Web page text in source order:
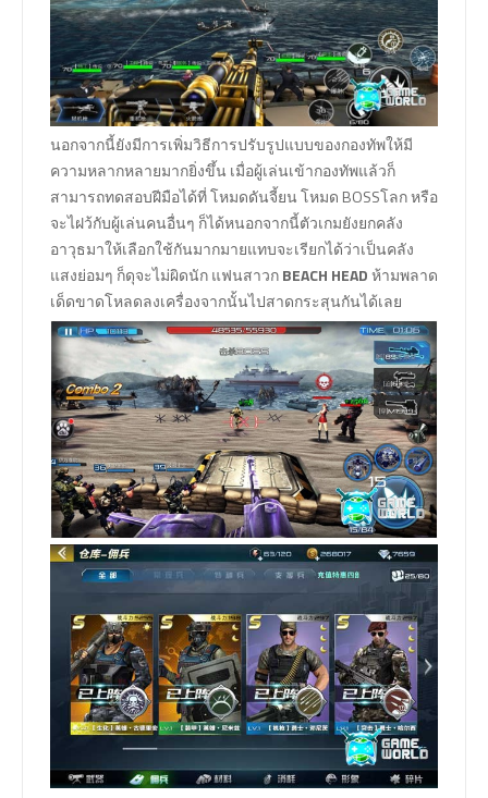
นอกจากนี้ยังมีการเพิ่มวิธีการปรับรูปแบบของกองทัพให้มี
ความหลากหลายมากยิ่งขึ้น เมื่อผู้เล่นเข้ากองทัพแล้วก็
สามารถทดสอบฝีมือได้ที่ โหมดดันจี้ยน โหมด BOSSโลก หรือ
จะไฝว้กับผู้เล่นคนอื่นๆ ก็ได้หนอกจากนี้ตัวเกมยังยกคลัง
อาวุธมาให้เลือกใช้กันมากมายแทบจะเรียกได้ว่าเป็นคลัง
แสงย่อมๆ ก็ดุจะไม่ผิดนัก แฟนสาวกBEACH HEADห้ามพลาด
เด็ดขาดโหลดลงเครื่องจากนั้นไปสาดกระสุนกันได้เลย